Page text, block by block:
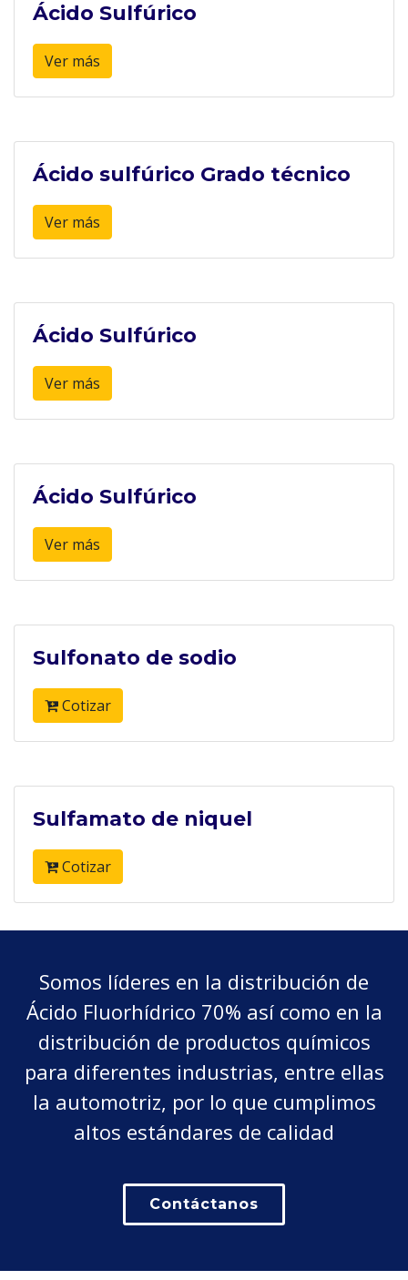
Ácido Sulfúrico
Ver más
Ácido sulfúrico Grado técnico
Ver más
Ácido Sulfúrico
Ver más
Ácido Sulfúrico
Ver más
Sulfonato de sodio
Cotizar
Sulfamato de niquel
Cotizar
Somos líderes en la distribución de
Ácido Fluorhídrico 70% así como en la
distribución de productos químicos
para diferentes industrias, entre ellas
la automotriz, por lo que cumplimos
altos estándares de calidad
Contáctanos